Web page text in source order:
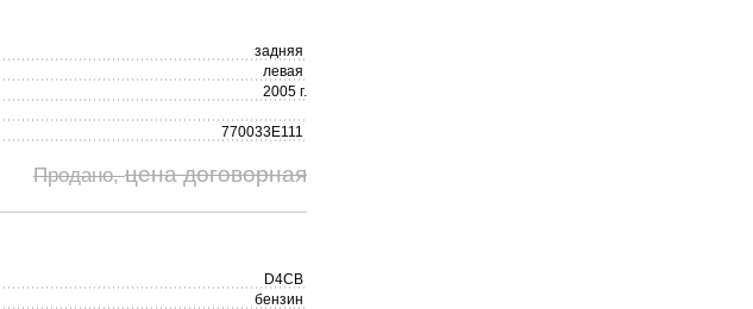
задняя
левая
2005 г.
770033E111
Продано,цена договорная
D4CB
бензин